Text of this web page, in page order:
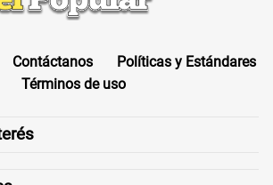
Contáctanos
Políticas y Estándares
Términos de uso